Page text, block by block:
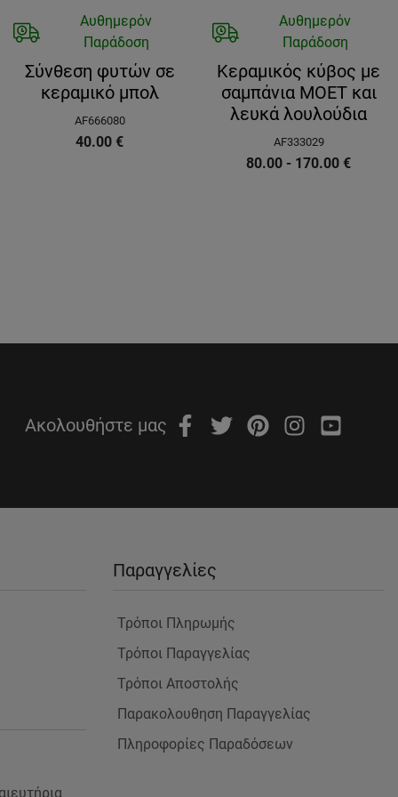
Αυθημερόν
Παράδοση
Σύνθεση φυτών σε
κεραμικό μπολ
AF666080
40.00 €
Αυθημερόν
Παράδοση
Κεραμικός κύβος με
σαμπάνια MOET και
λευκά λουλούδια
AF333029
80.00 - 170.00 €
Ακολουθήστε μας
Παραγγελίες
Τρόποι Πληρωμής
Τρόποι Παραγγελίας
Τρόποι Αποστολής
Παρακολουθηση Παραγγελίας
Πληροφορίες Παραδόσεων